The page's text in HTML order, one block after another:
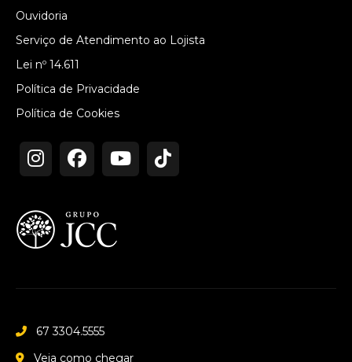
Ouvidoria
Serviço de Atendimento ao Lojista
Lei nº 14.611
Política de Privacidade
Política de Cookies
67 3304.5555
Veja como chegar